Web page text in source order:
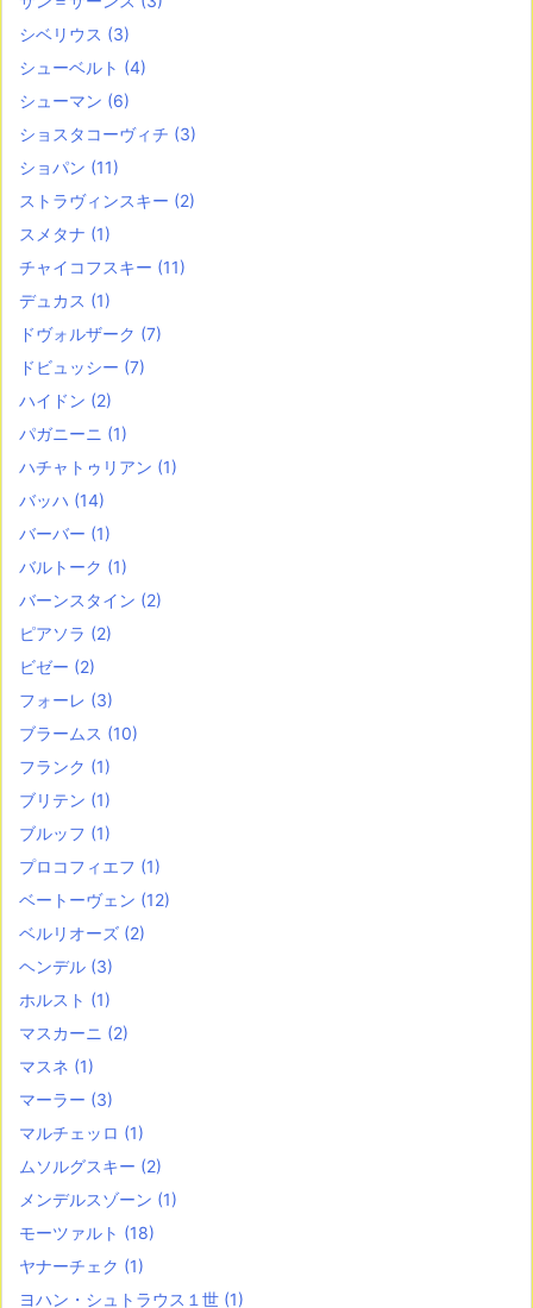
シベリウス (3)
シューベルト (4)
シューマン (6)
ショスタコーヴィチ (3)
ショパン (11)
ストラヴィンスキー (2)
スメタナ (1)
チャイコフスキー (11)
デュカス (1)
ドヴォルザーク (7)
ドビュッシー (7)
ハイドン (2)
パガニーニ (1)
ハチャトゥリアン (1)
バッハ (14)
バーバー (1)
バルトーク (1)
バーンスタイン (2)
ピアソラ (2)
ビゼー (2)
フォーレ (3)
ブラームス (10)
フランク (1)
ブリテン (1)
ブルッフ (1)
プロコフィエフ (1)
ベートーヴェン (12)
ベルリオーズ (2)
ヘンデル (3)
ホルスト (1)
マスカーニ (2)
マスネ (1)
マーラー (3)
マルチェッロ (1)
ムソルグスキー (2)
メンデルスゾーン (1)
モーツァルト (18)
ヤナーチェク (1)
ヨハン・シュトラウス１世 (1)